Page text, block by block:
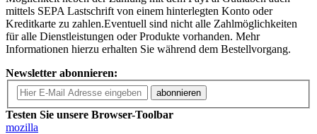
mittels SEPA Lastschrift von einem hinterlegten Konto oder
Kreditkarte zu zahlen.Eventuell sind nicht alle Zahlmöglichkeiten
für alle Dienstleistungen oder Produkte vorhanden. Mehr
Informationen hierzu erhalten Sie während dem Bestellvorgang.
Newsletter abonnieren:
abonnieren
Testen Sie unsere Browser-Toolbar
mozilla